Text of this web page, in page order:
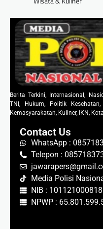
Berita Terkini, Internasional,
TNI, Hukum, Politik
Kemasyarakatan, Kuliner, IKN,
Contact Us
WhatsApp :
Telepon :
Media Polisi
NIB : 101121000818
NPWP :